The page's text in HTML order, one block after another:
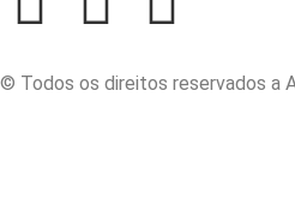
© Todos os direitos reservados a